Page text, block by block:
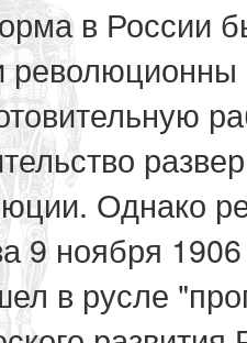
в России
Однако
9 ноября
в русле